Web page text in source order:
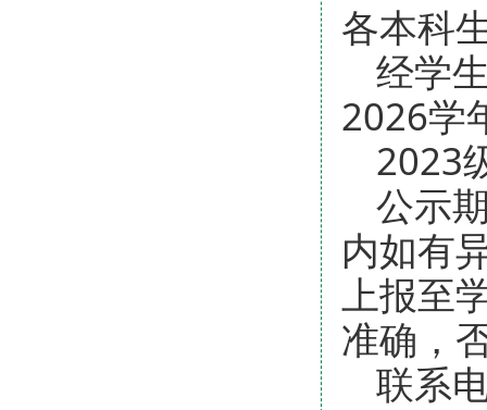
各本科
经学
2026学
2023
公示
内如有
上报至
准确，
联系